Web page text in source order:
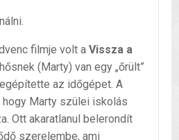
filmje volt a Vissza a
(Marty) van egy „őrült”
az időgépet. A
Marty szülei iskolás
Ott akaratlanul belerondít
szerelembe, ami